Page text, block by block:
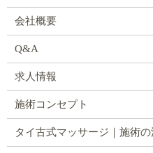
会社概要
Q&A
求人情報
施術コンセプト
タイ古式マッサージ｜施術